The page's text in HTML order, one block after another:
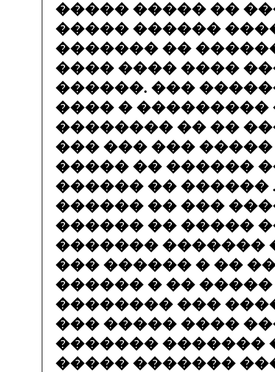
����� ����� ��
����� ������
������� ��
���� ���� ����
������. ���
���� � ���������
�������� �� ��
��� ��� ���
����� �� ������
������ �� ������
������ �� ���
������ �� �����
������� �������
��� ������ � ��
������ � ��
�������� ���
��� ����� ����
������� �������
����� �������